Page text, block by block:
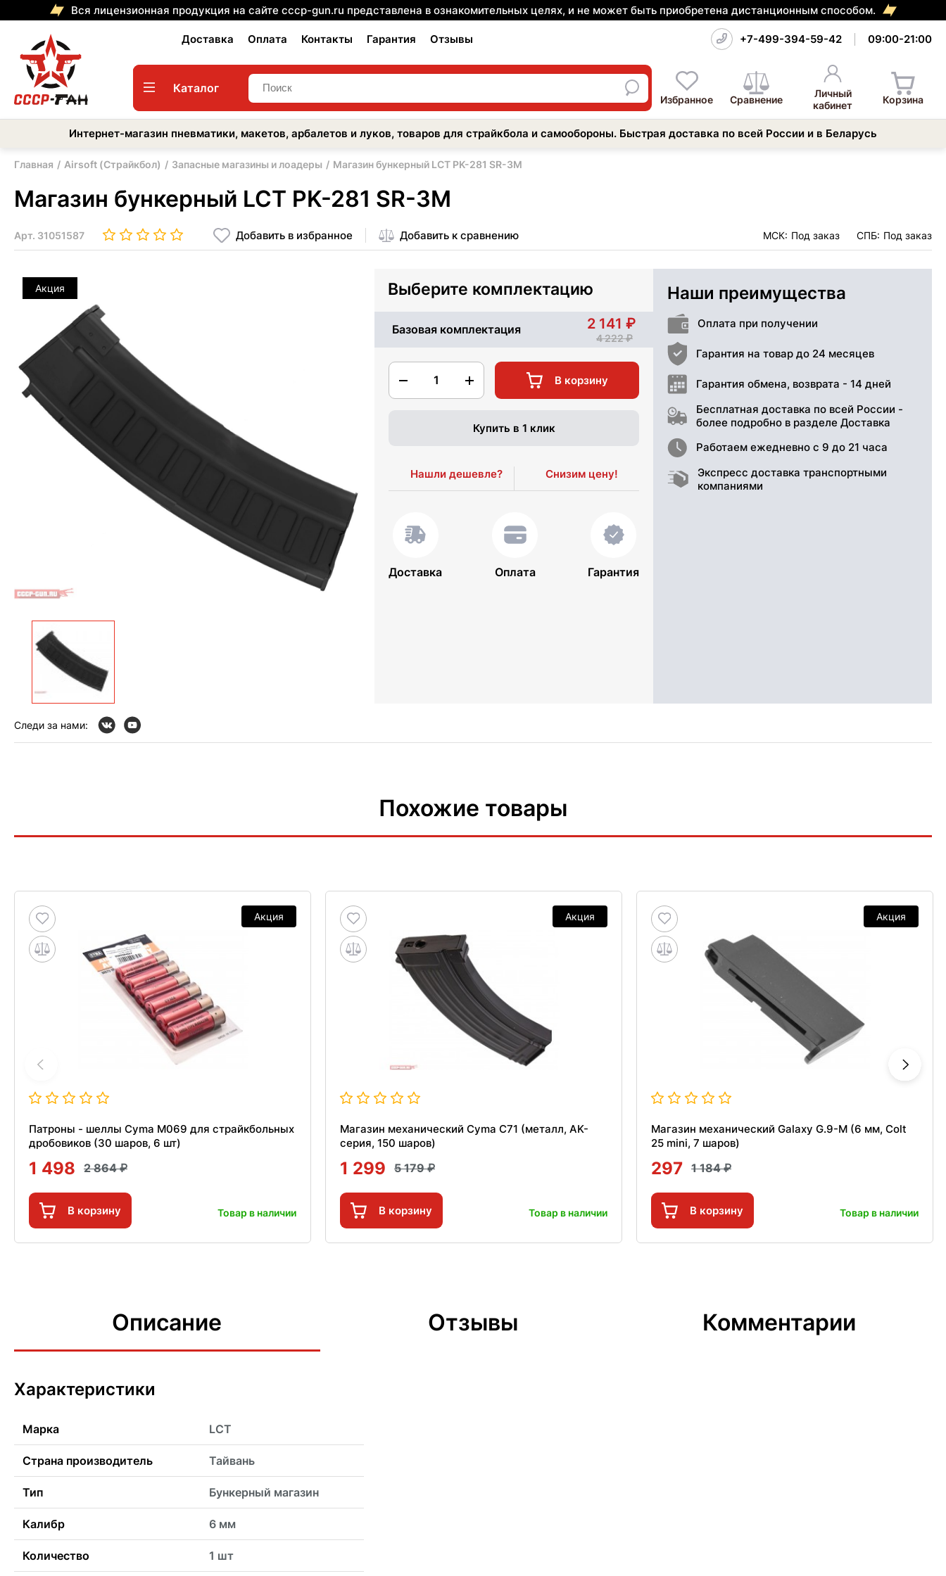
Вся лицензионная продукция на сайте cccp-gun.ru представлена в ознакомительных целях, и не может быть приобретена дистанционным способом.
Доставка Оплата Контакты Гарантия Отзывы +7-499-394-59-42 09:00-21:00
Каталог
Избранное Сравнение
Личный
кабинет
Корзина
Интернет-магазин пневматики, макетов, арбалетов и луков, товаров для страйкбола и самообороны. Быстрая доставка по всей России и в Беларусь
Главная Airsoft (Страйкбол) Запасные магазины и лоадеры Магазин бункерный LCT PK-281 SR-3M
Магазин бункерный LCT PK-281 SR-3M
Арт. 31051587 Добавить в избранное Добавить к сравнению МСК: Под заказ СПБ: Под заказ
Акция Выберите комплектацию
Базовая комплектация 2 141
4 222
1 В корзину
Купить в 1 клик
Нашли дешевле? Снизим цену!
Доставка Оплата Гарантия
Наши преимущества
Оплата при получении
Гарантия на товар до 24 месяцев
Гарантия обмена, возврата - 14 дней
Бесплатная доставка по всей России -
более подробно в разделе Доставка
Работаем ежедневно с 9 до 21 часа
Экспресс доставка транспортными
компаниями
Следи за нами:
Похожие товары
Акция
Патроны - шеллы Cyma M069 для страйкбольных
дробовиков (30 шаров, 6 шт)
1 498 2 864
В корзину Товар в наличии
Акция
Магазин механический Cyma C71 (металл, AK-
серия, 150 шаров)
1 299 5 179
В корзину Товар в наличии
Акция
Магазин механический Galaxy G.9-M (6 мм, Colt
25 mini, 7 шаров)
297 1 184
В корзину Товар в наличии
Описание Отзывы Комментарии
Характеристики
Марка LCT
Страна производитель Тайвань
Тип Бункерный магазин
Калибр 6 мм
Количество 1 шт